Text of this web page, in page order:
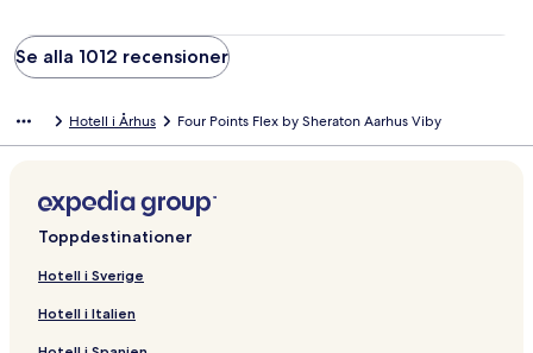
Se alla 1012 recensioner
Hotell i Århus Four Points Flex by Sheraton Aarhus Viby
Toppdestinationer
Hotell i Sverige
Hotell i Italien